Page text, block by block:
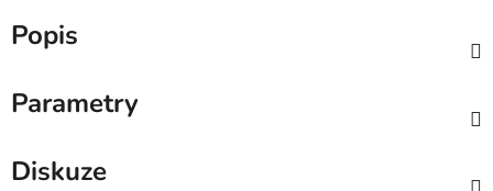
Popis
Parametry
Diskuze